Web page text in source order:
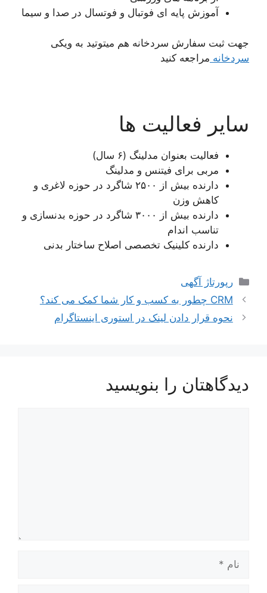
آموزش پایه ای فوتبال و فوتسال در صدا و سیما
جهت ثبت سفارش سردخانه هم میتوتید به ویکی
سردخانه مراجعه کنید
سایر فعالیت ها
فعالیت بعنوان مدلینگ (۶ سال)
مربی برای فیتنس و مدلینگ
دارنده بیش از ۲۵۰۰ شاگرد در حوزه لاغری و
کاهش وزن
دارنده بیش از ۳۰۰۰ شاگرد در حوزه بدنسازی و
تناسب اندام
دارنده کلینیک تخصصی اصلاح ساختار بدنی
دسته‌ها
رپورتاژ آگهی
CRM چطور به کسب و کار شما کمک می کند؟
نحوه قرار دادن لینک در استوری اینستاگرام
دیدگاهتان را بنویسید